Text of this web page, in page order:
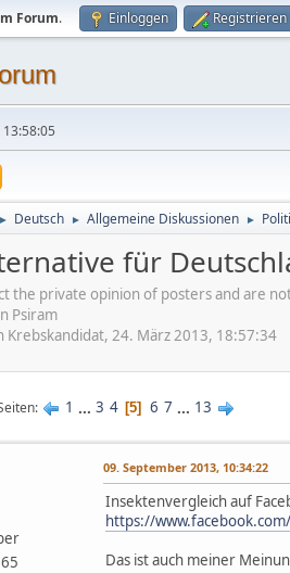
Forum. Einloggen Registrieren
► Deutsch ► Allgemeine Diskussionen ►
für
the private opinion of posters and are
Psiram
Krebskandidat, 24. März 2013, 18:57:34
1 ... 3 4 5 6 7 ... 13
09. September 2013, 10:34:22
Insektenvergleich auf
https://
Das ist auch meiner